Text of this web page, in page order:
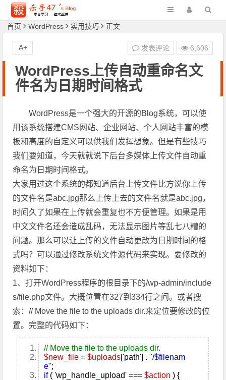
首页 WordPress 实用技巧 正文
WordPress上传自动重命名文
件名为日期时间格式
WordPress是一个强大的开源的Blog系统，可以使
用该系统搭建CMS网站、企业网站、个人网站丰富的模
板和高度的自定义可以供我们发挥想象。但是有些技巧
我们要知道，今天就就说下后台多媒体上传文件自动重
命名为日期时间格式。
大家用过这个系统的都知道后台上传文件比方说你上传
的文件名是abc.jpg那么上传上去的文件名就是abc.jpg，
时间久了如果在上传就会重复也不方便管理。如果是用
中文文件名还会造成乱码，无法显示图片等乱七八糟的
问题。那么可以让上传的文件自动更改为日期时间的格
式吗？可以通过修改系统文件源代码来实现。要修改的
资料如下：
1、打开WordPress程序的根目录下的/wp-admin/include
s/file.php文件。大概位置在327到334行之间。或者搜
索：// Move the file to the uploads dir.来定位要修改的位
置。完整的代码如下：
// Move the file to the uploads dir.
$new_file =$uploads['path'] ."/$filenam
e";
if( 'wp_handle_upload' ===$action ) {
发表评论 6,606
A+